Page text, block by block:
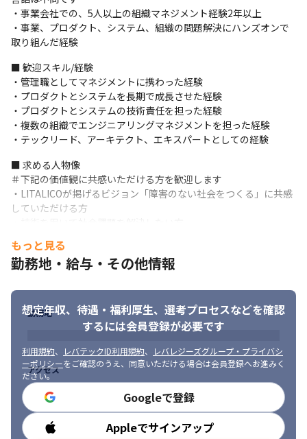
LITALICOに長く在籍しているエンジニア、直近1-2年で入社した
エンジニアなど多様なバックグラウンドのメンバーで構成されて
います（2024年5月時点）。初めはプロセスやコミュニケーショ
ンのあり方も異なり、上手く進められない部分もありましたが、
時間を共にし、改善を繰り返すことで少しずつ良いチームにな
り、生産性も上がってきました。しかし、まだまだ組織の生産性
や個々人の成長、所属する全員が自信を持って誇れるチームに向
けた改善点は多くあります。そういった技術的、組織的成長に向
けて、一体感あるチームづくりやプロセスづくりも大変重要なフ
ェーズです。
4.M&AのPMIフェーズ
上記の総括にはなりますが、2022年にM&Aを行ってグループイン
したプロダクトと開発チームをLITALICOの一員として共に成長さ
せていきます。2年間かけて少しずつチームの一体感、プロダクト
決しなければなりません。文化的な合致やビジョンに共感する多
様なメンバーを率いて、より強い状態に向けた改善、成長を推進
・事業会社での、5人以上の組織マネジメント経験2年以上
・事業、プロダクト、システム、組織の問題解決にハンズオンで
取り組んだ経験
■ 歓迎スキル/経験
・管理職としてマネジメントに携わった経験
・プロダクトとシステムを長期で成長させた経験
・プロダクトとシステムの技術責任を担った経験
・複数の組織でエンジニアリングマネジメントを担った経験
・テックリード、アーキテクト、エキスパートとしての経験
■ 求める人物像
＃下記の価値観に共感いただける方を歓迎します
・LITALICOが掲げるビジョン「障害のない社会をつくる」に共感
していただける方
することができる方
・システムのあるべき姿を本質的に考えた上で、現実を鑑みて柔
もっと見る
勤務地・給与・その他情報
想定年収、待遇・福利厚生、 選考プロセスなどを確認
するには会員登録が必要です
利用規約、 レバテックID利用規約、
レバレジーズグループ・プライバシ
ーポリシーをご確認のうえ、同意いただける場合は会員登録へお進みく
ださい。
Googleで登録
Appleでサインアップ
勤務地
アクセス
勤務時間